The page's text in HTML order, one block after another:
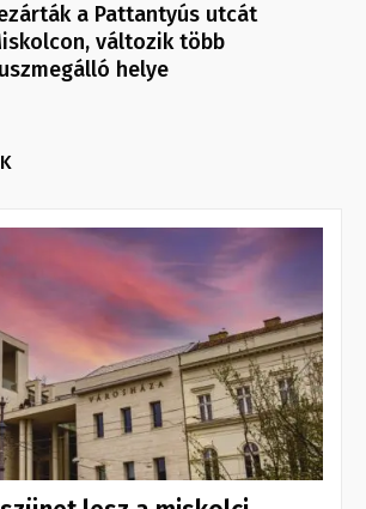
a Pattantyús utcát
változik több
helye